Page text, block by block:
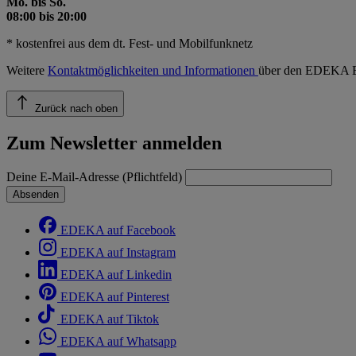
08:00 bis 20:00
* kostenfrei aus dem dt. Fest- und Mobilfunknetz
Weitere Kontaktmöglichkeiten und Informationen über den EDEKA
Zurück nach oben
Zum Newsletter anmelden
Deine E-Mail-Adresse (Pflichtfeld)
Absenden
EDEKA auf Facebook
EDEKA auf Instagram
EDEKA auf Linkedin
EDEKA auf Pinterest
EDEKA auf Tiktok
EDEKA auf Whatsapp